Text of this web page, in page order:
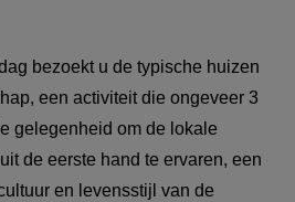
bezoekt u de typische huizen
een activiteit die ongeveer 3
gelegenheid om de lokale
de eerste hand te ervaren, een
en levensstijl van de